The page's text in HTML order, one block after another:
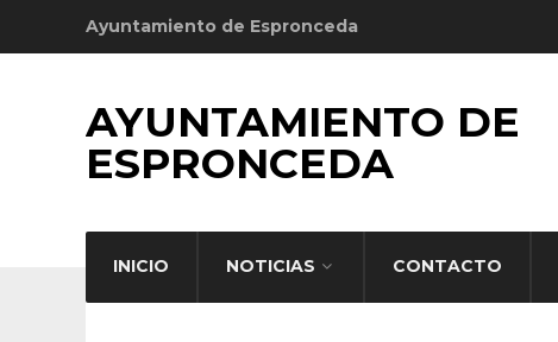
Ayuntamiento de Espronceda
AYUNTAMIENTO DE
ESPRONCEDA
INICIO NOTICIAS CONTACTO